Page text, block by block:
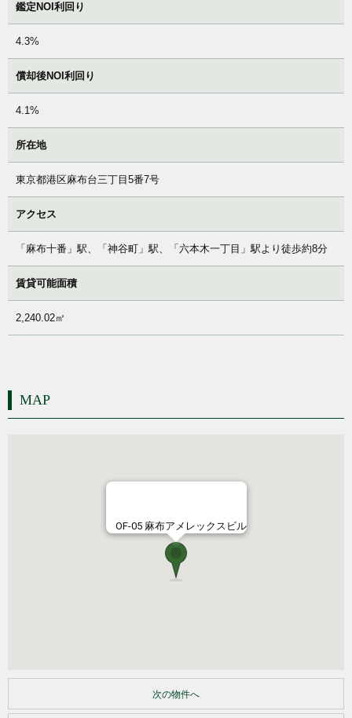
鑑定NOI利回り
4.3%
償却後NOI利回り
4.1%
所在地
東京都港区麻布台三丁目5番7号
アクセス
「麻布十番」駅、「神谷町」駅、「六本木一丁目」駅より徒歩約8分
賃貸可能面積
2,240.02㎡
MAP
OF-05 麻布アメレックスビル
次の物件へ